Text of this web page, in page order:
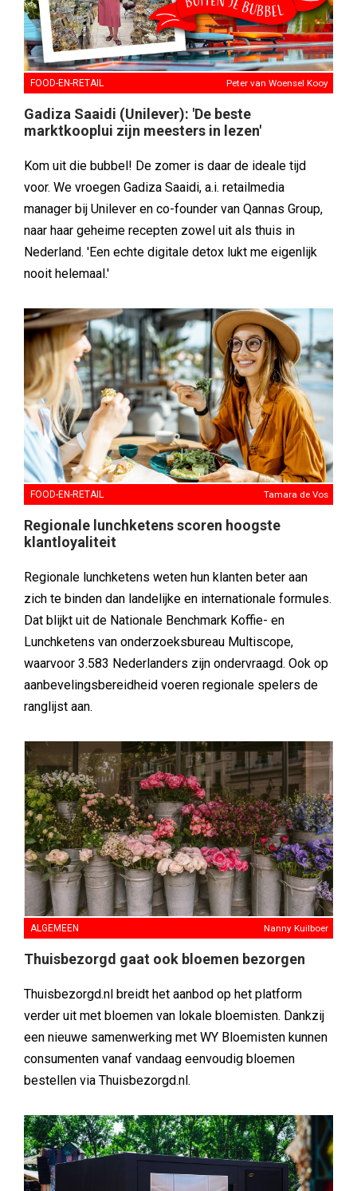
FOOD-EN-RETAIL Peter van Woensel Kooy
Gadiza Saaidi (Unilever): 'De beste
marktkooplui zijn meesters in lezen'
Kom uit die bubbel! De zomer is daar de ideale tijd
voor. We vroegen Gadiza Saaidi, a.i. retailmedia
manager bij Unilever en co-founder van Qannas Group,
naar haar geheime recepten zowel uit als thuis in
Nederland. 'Een echte digitale detox lukt me eigenlijk
nooit helemaal.'
FOOD-EN-RETAIL Tamara de Vos
Regionale lunchketens scoren hoogste
klantloyaliteit
Regionale lunchketens weten hun klanten beter aan
zich te binden dan landelijke en internationale formules.
Dat blijkt uit de Nationale Benchmark Koffie- en
Lunchketens van onderzoeksbureau Multiscope,
waarvoor 3.583 Nederlanders zijn ondervraagd. Ook op
aanbevelingsbereidheid voeren regionale spelers de
ranglijst aan.
ALGEMEEN Nanny Kuilboer
Thuisbezorgd gaat ook bloemen bezorgen
Thuisbezorgd.nl breidt het aanbod op het platform
verder uit met bloemen van lokale bloemisten. Dankzij
een nieuwe samenwerking met WY Bloemisten kunnen
consumenten vanaf vandaag eenvoudig bloemen
bestellen via Thuisbezorgd.nl.